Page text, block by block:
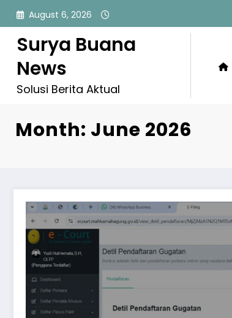
Skip
content
August 6, 2026
Surya Buana
News
Solusi Berita Aktual
Month: June 2026